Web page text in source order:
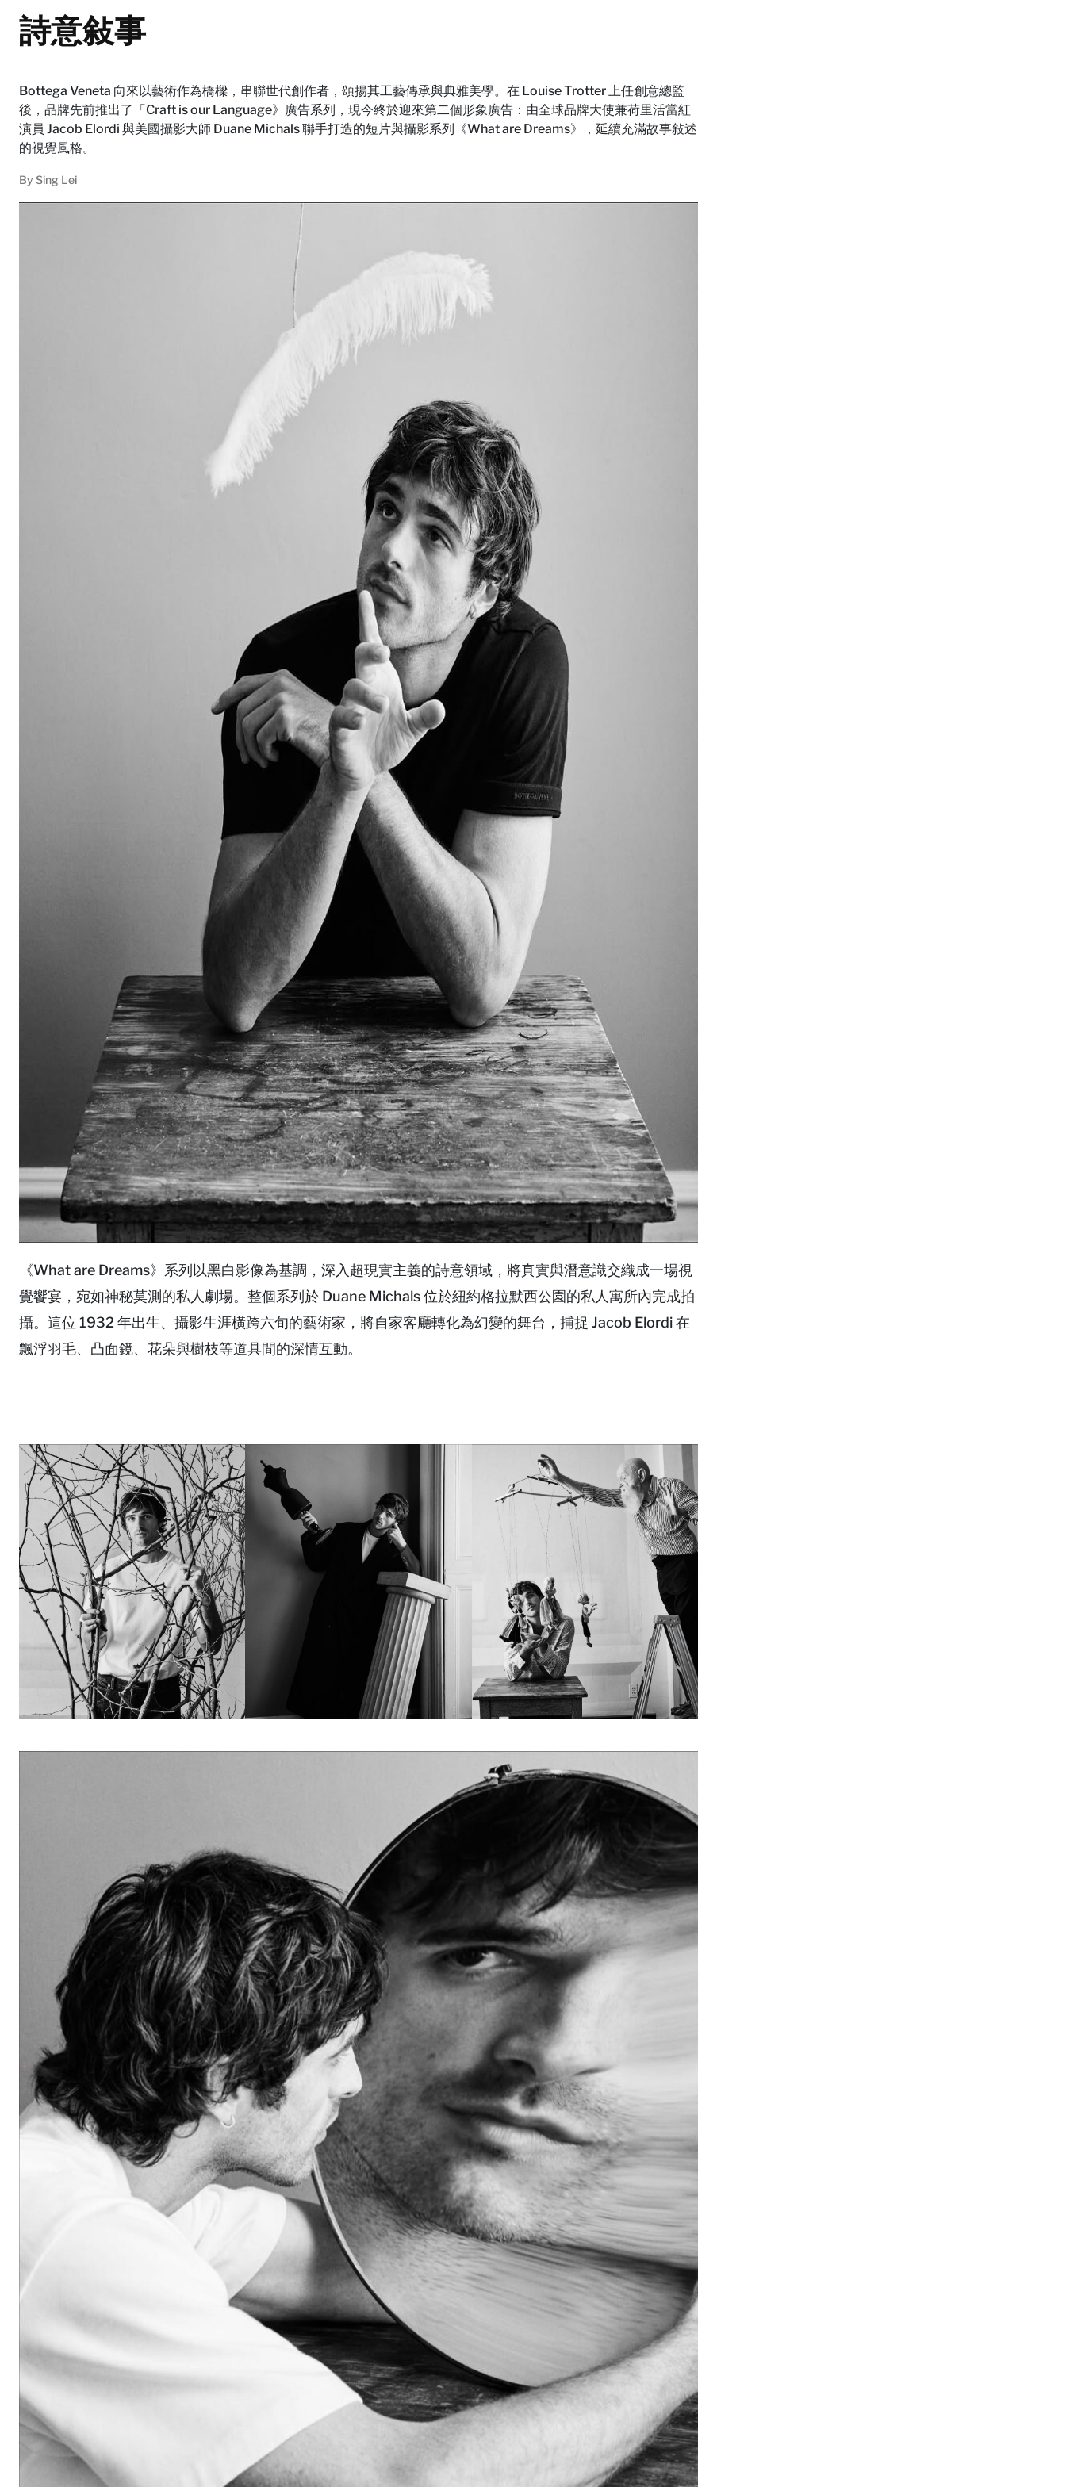
詩意敍事
Bottega Veneta 向來以藝術作為橋樑，串聯世代創作者，頌揚其工藝傳承與典雅美學。在 Louise Trotter 上任創意總監
後，品牌先前推出了「Craft is our Language》廣告系列，現今終於迎來第二個形象廣告：由全球品牌大使兼荷里活當紅
演員 Jacob Elordi 與美國攝影大師 Duane Michals 聯手打造的短片與攝影系列《What are Dreams》，延續充滿故事敍述
的視覺風格。
By Sing Lei
《What are Dreams》系列以黑白影像為基調，深入超現實主義的詩意領域，將真實與潛意識交織成一場視
覺饗宴，宛如神秘莫測的私人劇場。整個系列於 Duane Michals 位於紐約格拉默西公園的私人寓所內完成拍
攝。這位 1932 年出生、攝影生涯橫跨六旬的藝術家，將自家客廳轉化為幻變的舞台，捕捉 Jacob Elordi 在
飄浮羽毛、凸面鏡、花朵與樹枝等道具間的深情互動。